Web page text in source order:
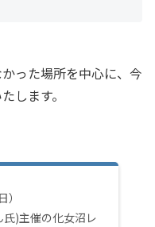
った場所を中心に、今
します。
)主催の化女沼レ